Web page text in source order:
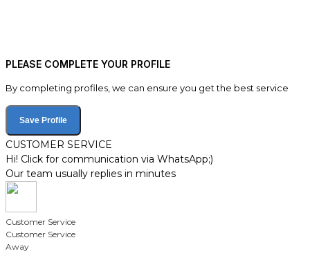
PLEASE COMPLETE YOUR PROFILE
By completing profiles, we can ensure you get the best service
Save Profile
CUSTOMER SERVICE
Hi! Click for communication via WhatsApp;)
Our team usually replies in minutes
Customer Service
Customer Service
Away